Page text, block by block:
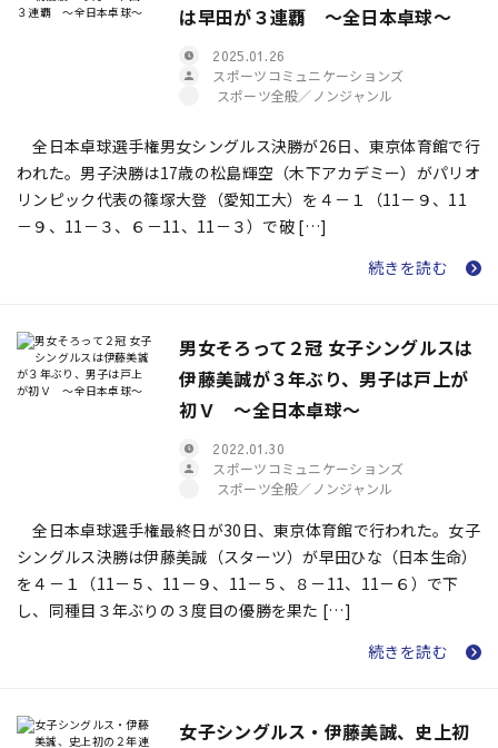
は早田が３連覇 ～全日本卓球～
2025.01.26
スポーツコミュニケーションズ
スポーツ全般／ノンジャンル
全日本卓球選手権男女シングルス決勝が26日、東京体育館で行
われた。男子決勝は17歳の松島輝空（木下アカデミー）がパリオ
リンピック代表の篠塚大登（愛知工大）を４－１（11－９、11
－９、11－３、６－11、11－３）で破 […]
続きを読む
男女そろって２冠 女子シングルスは
伊藤美誠が３年ぶり、男子は戸上が
初Ｖ ～全日本卓球～
2022.01.30
スポーツコミュニケーションズ
スポーツ全般／ノンジャンル
全日本卓球選手権最終日が30日、東京体育館で行われた。女子
シングルス決勝は伊藤美誠（スターツ）が早田ひな（日本生命）
を４－１（11－５、11－９、11－５、８－11、11－６）で下
し、同種目３年ぶりの３度目の優勝を果た […]
続きを読む
女子シングルス・伊藤美誠、史上初